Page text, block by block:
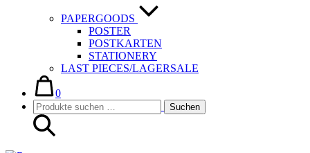
PAPERGOODS
POSTER
POSTKARTEN
STATIONERY
LAST PIECES/LAGERSALE
Warenkorb
0im
Warenkorb
Suche-
Schalter
Suchen
nach:
Suchen